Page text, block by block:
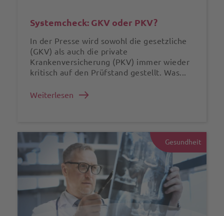
Systemcheck: GKV oder PKV?
In der Presse wird sowohl die gesetzliche
(GKV) als auch die private
Krankenversicherung (PKV) immer wieder
kritisch auf den Prüfstand gestellt. Was...
Weiterlesen
Gesundheit